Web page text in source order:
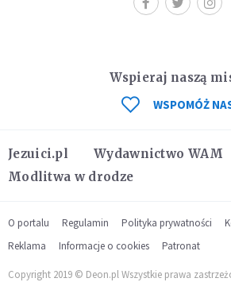
Jezuici.pl Wydawnictwo WAM
Modlitwa w drodze
Wspieraj naszą
WSPOMÓŻ
O portalu Regulamin Polityka prywatności
Reklama
Informacje o cookies Patronat
Copyright 2019 © Deon.pl Wszystkie prawa